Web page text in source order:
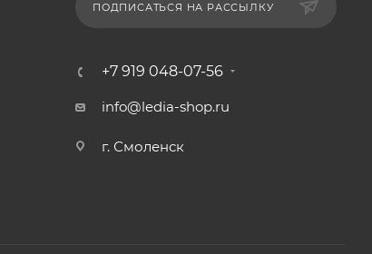
ПОДПИСАТЬСЯ НА РАССЫЛКУ
+7 919 048-07-56
info@ledia-shop.ru
г. Смоленск